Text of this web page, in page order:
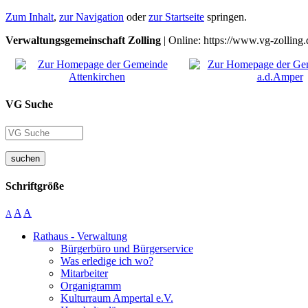
Zum Inhalt, zur Navigation oderzur Startseite springen.
Verwaltungsgemeinschaft Zolling | Online: https://www.vg-
VG Suche
suchen
Schriftgröße
A A A
Rathaus - Verwaltung
Bürgerbüro und Bürgerservice
Was erledige ich wo?
Mitarbeiter
Organigramm
Kulturraum Ampertal e.V.